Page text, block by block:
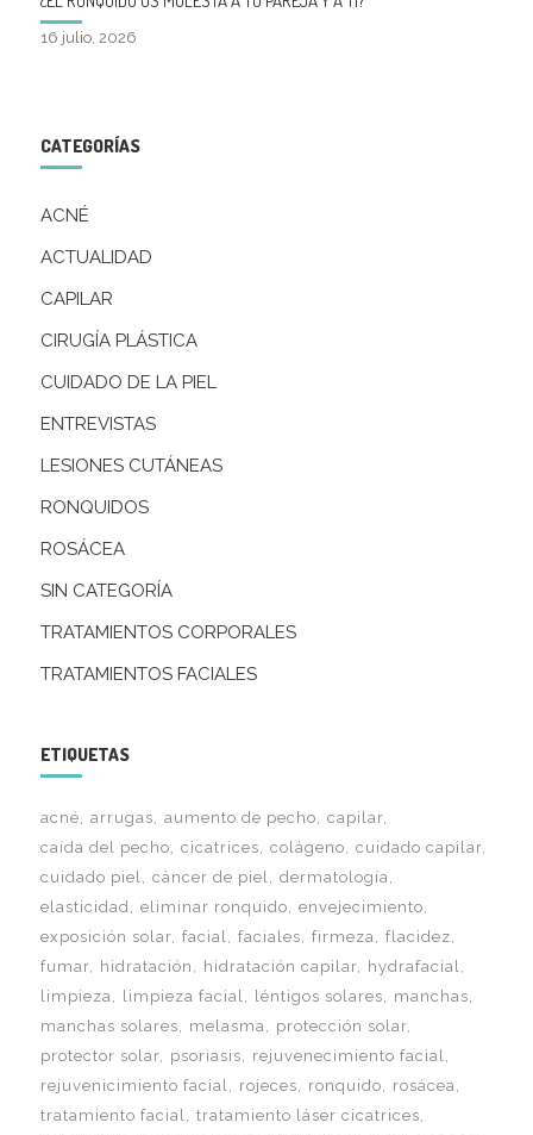
16 julio, 2026
CATEGORÍAS
ACNÉ
ACTUALIDAD
CAPILAR
CIRUGÍA PLÁSTICA
CUIDADO DE LA PIEL
ENTREVISTAS
LESIONES CUTÁNEAS
RONQUIDOS
ROSÁCEA
SIN CATEGORÍA
TRATAMIENTOS CORPORALES
TRATAMIENTOS FACIALES
ETIQUETAS
acné arrugas aumento de pecho
capilar
caída del pecho
cicatrices colágeno
cuidado capilar
cuidado piel
cáncer de piel
dermatología
elasticidad
eliminar ronquido
envejecimiento
exposición solar
facial faciales firmeza
flacidez
fumar
hidratación hidratación capilar
hydrafacial
limpieza
limpieza facial léntigos solares
manchas
manchas solares
melasma
protección solar
protector solar
psoriasis
rejuvenecimiento facial
rejuvenicimiento facial
rojeces ronquido
rosácea
tratamiento facial
tratamiento láser cicatrices